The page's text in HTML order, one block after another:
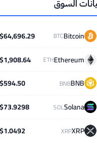
ديسمبر مع إشارات
1 دقائق قراءة · Aug 6, 2026
خطأ في محفظة
مليون دولار
1 دقائق قراءة · Aug 6, 2026
بيانات السوق